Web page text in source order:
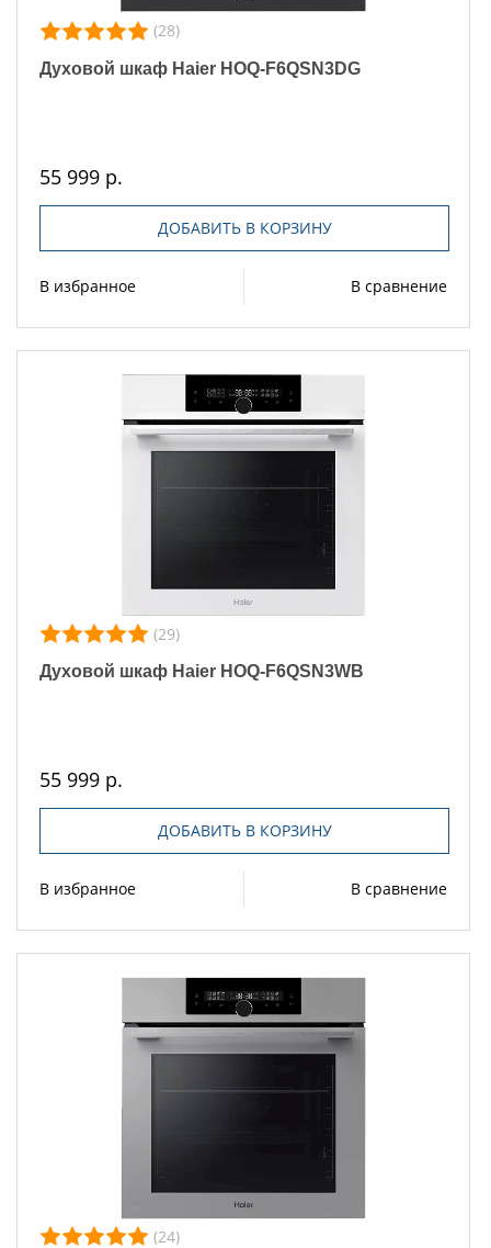
(28)
Духовой шкаф Haier HOQ-F6QSN3DG
55 999 р.
ДОБАВИТЬ В КОРЗИНУ
В избранное В сравнение
(29)
Духовой шкаф Haier HOQ-F6QSN3WB
55 999 р.
ДОБАВИТЬ В КОРЗИНУ
В избранное В сравнение
(24)